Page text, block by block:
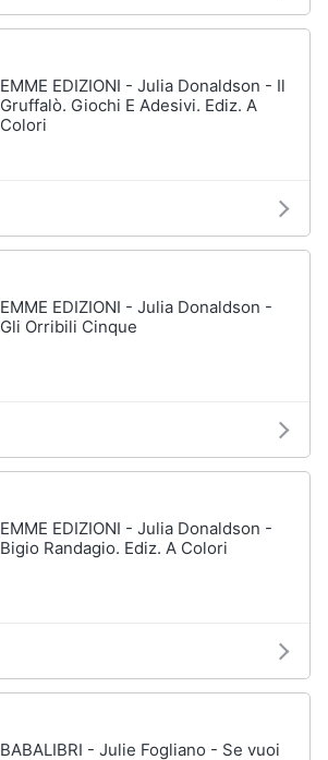
EMME EDIZIONI - Julia Donaldson - Il
Gruffalò. Giochi E Adesivi. Ediz. A
Colori
EMME EDIZIONI - Julia Donaldson -
Gli Orribili Cinque
EMME EDIZIONI - Julia Donaldson -
Bigio Randagio. Ediz. A Colori
BABALIBRI - Julie Fogliano - Se vuoi